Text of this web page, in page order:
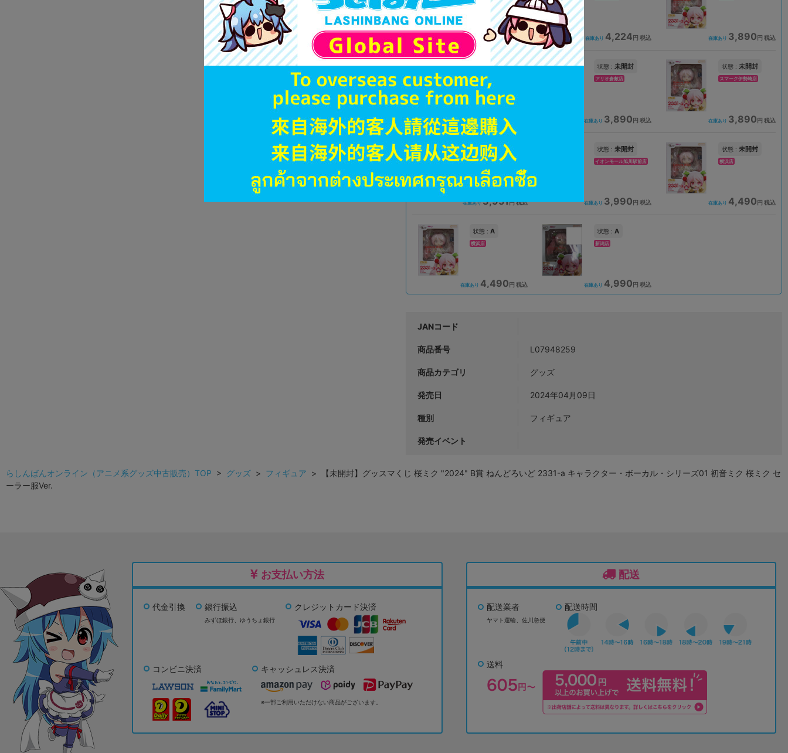
品切状態 4,990円 税込 在庫あり 4,224 円 税込 在庫あり 3,890 円 税込
状態 :A
大宮店
在庫あり 3,500円 税込
状態 : 未開封
アリオ倉敷店
在庫あり 3,890円 税込
状態 : 未開封
スマーク伊勢崎店
在庫あり 3,890円 税込
状態 :A
所沢店
在庫あり 3,951円 税込
状態 : 未開封
イオンモール旭川駅前店
在庫あり 3,990円 税込
状態 : 未開封
横浜店
在庫あり 4,490円 税込
状態 : A
横浜店
在庫あり 4,490 円 税込
状態 : A
新潟店
在庫あり 4,990 円 税込
JANコード
商品番号 L07948259
商品カテゴリ グッズ
発売日 2024年04月09日
種別 フィギュア
発売イベント
らしんばんオンライン（アニメ系グッズ中古販売）TOP > グッズ > フィギュア > 【未開封】グッスマくじ 桜ミク "2024" B賞 ねんどろいど 2331-a キャラクター・ボーカル・シリーズ01 初音ミク 桜ミク セ
ーラー服Ver.
お支払い方法
代金引換 銀行振込
みずほ銀行、 ゆうちょ銀行
クレジットカード決済
コンビニ決済 キャッシュレス決済
※一部ご利用いただけない商品がございます。
配送
配送業者
ヤマト運輸、佐川急便
配送時間
送料